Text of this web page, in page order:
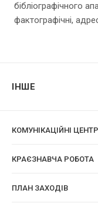
бібліографічного
фактографічні,
ІНШЕ
КОМУНІКАЦІЙНІ
КРАЄЗНАВЧА РОБОТА
ПЛАН ЗАХОДІВ